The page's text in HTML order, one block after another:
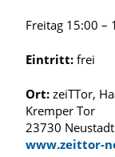
Freitag 15:00 –
Eintritt: frei
Ort: zeiTTor,
Kremper Tor
23730
www.zeittor-